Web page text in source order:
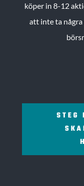
köper in 8-12
att inte ta
STEG